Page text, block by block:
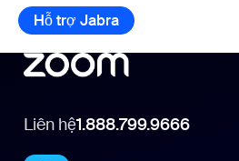
Hỗ trợ Jabra Hỗ trợ Jabra
Liên hệ1.888.799.9666